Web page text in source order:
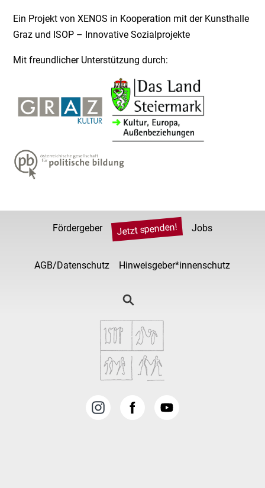
Ein Projekt von XENOS in Kooperation mit der Kunsthalle
Graz und ISOP – Innovative Sozialprojekte
Mit freundlicher Unterstützung durch:
Fördergeber Jetzt spenden! Jobs
AGB/Datenschutz Hinweisgeber*innenschutz